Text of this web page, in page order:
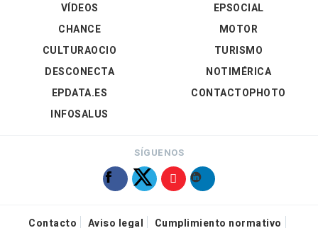
VÍDEOS
EPSOCIAL
CHANCE
CULTURAOCIO
DESCONECTA
EPDATA.ES
INFOSALUS
MOTOR
TURISMO
NOTIMÉRICA
CONTACTOPHOTO
SÍGUENOS
Contacto Aviso legal Cumplimiento normativo